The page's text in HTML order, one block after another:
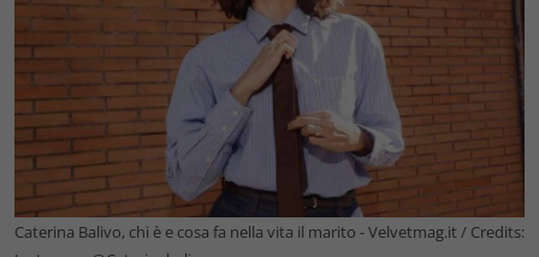
Caterina Balivo, chi è e cosa fa nella vita il marito - Velvetmag.it / Credits: